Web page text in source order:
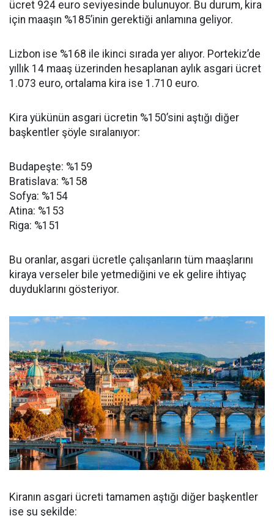
ücret 924 euro seviyesinde bulunuyor. Bu durum, kira
için maaşın %185’inin gerektiği anlamına geliyor.
Lizbon ise %168 ile ikinci sırada yer alıyor. Portekiz’de
yıllık 14 maaş üzerinden hesaplanan aylık asgari ücret
1.073 euro, ortalama kira ise 1.710 euro.
Kira yükünün asgari ücretin %150’sini aştığı diğer
başkentler şöyle sıralanıyor:
Budapeşte: %159
Bratislava: %158
Sofya: %154
Atina: %153
Riga: %151
Bu oranlar, asgari ücretle çalışanların tüm maaşlarını
kiraya verseler bile yetmediğini ve ek gelire ihtiyaç
duyduklarını gösteriyor.
Kiranın asgari ücreti tamamen aştığı diğer başkentler
ise şu şekilde: